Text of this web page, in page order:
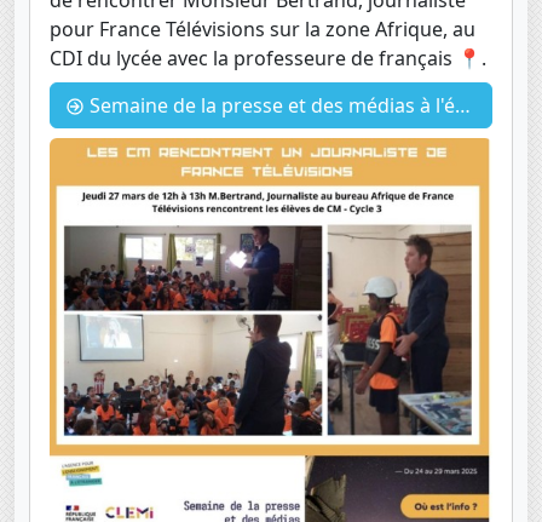
pour France Télévisions sur la zone Afrique, au
CDI du lycée avec la professeure de français 📍.
Semaine de la presse et des médias à l'école : Rencontre avec un journaliste de FranceTV